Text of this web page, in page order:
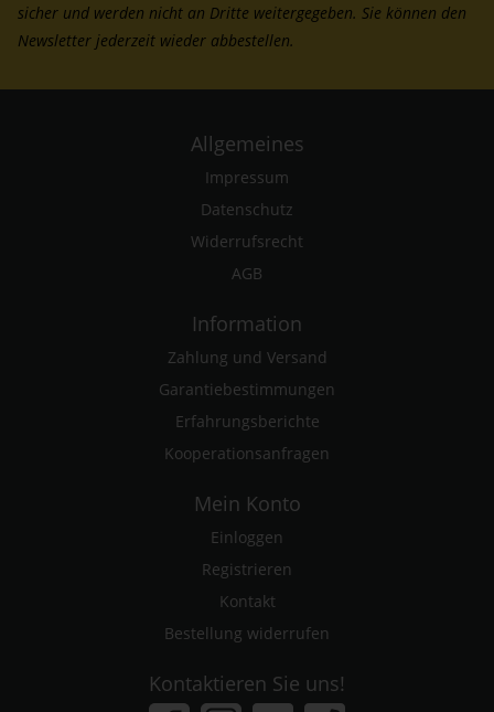
sicher und werden nicht an Dritte weitergegeben. Sie können den
Newsletter jederzeit wieder abbestellen.
Allgemeines
Impressum
Datenschutz
Widerrufsrecht
AGB
Information
Zahlung und Versand
Garantiebestimmungen
Erfahrungsberichte
Kooperationsanfragen
Mein Konto
Einloggen
Registrieren
Kontakt
Bestellung widerrufen
Kontaktieren Sie uns!